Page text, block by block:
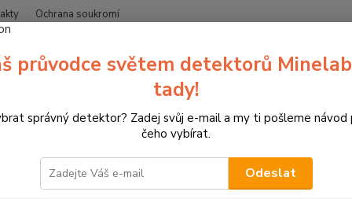
Ochrana soukromí
Hledat
průvodce světem detektorů
tady!
správný detektor? Zadej svůj e-mail a my ti pošleme návod
čeho vybírat.
Odeslat